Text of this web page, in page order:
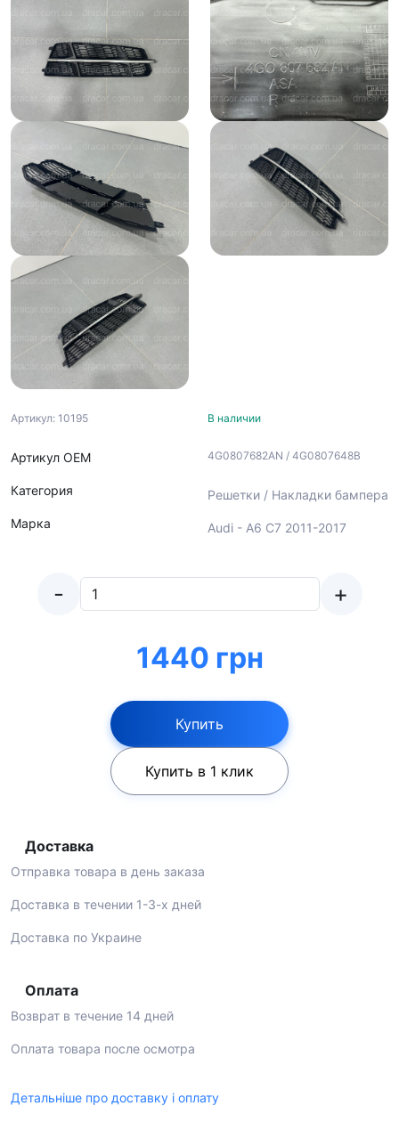
Артикул: 10195
Артикул ОЕМ
Категория
Марка
В наличии
4G0807682AN / 4G0807648B
Решетки / Накладки бампера
Audi - A6 C7 2011-2017
- +
1440 грн
Купить
Купить в 1 клик
Доставка
Отправка товара в день заказа
Доставка в течении 1-3-х дней
Доставка по Украине
Оплата
Возврат в течение 14 дней
Оплата товара после осмотра
Детальніше про доставку і оплату